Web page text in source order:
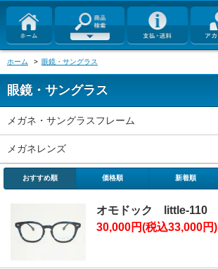
ホーム > 眼鏡・サングラス
眼鏡・サングラス
メガネ・サングラスフレーム
メガネレンズ
おすすめ順 価格順 新着順
オモドック little-110
30,000円(税込33,000円)